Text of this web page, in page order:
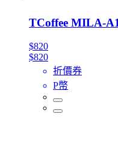
TCoffee MILA-
$820
$820
折價券
P幣